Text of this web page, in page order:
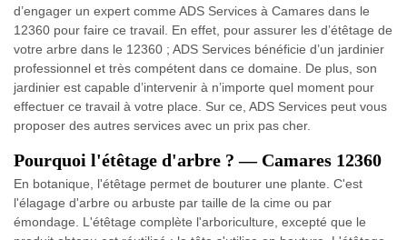
d’engager un expert comme ADS Services à Camares dans le
12360 pour faire ce travail. En effet, pour assurer les d’étêtage de
votre arbre dans le 12360 ; ADS Services bénéficie d’un jardinier
professionnel et très compétent dans ce domaine. De plus, son
jardinier est capable d’intervenir à n’importe quel moment pour
effectuer ce travail à votre place. Sur ce, ADS Services peut vous
proposer des autres services avec un prix pas cher.
Pourquoi l'étêtage d'arbre ? — Camares 12360
En botanique, l'étêtage permet de bouturer une plante. C'est
l'élagage d'arbre ou arbuste par taille de la cime ou par
émondage. L'étêtage complète l'arboriculture, excepté que le